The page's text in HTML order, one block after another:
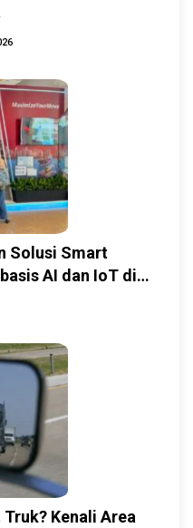
Solusi Smart
AI dan IoT di
Kenali Area